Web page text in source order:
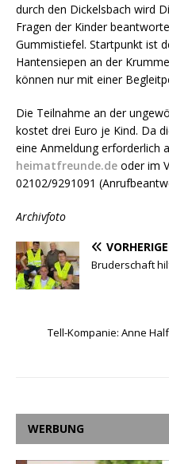
durch den Dickelsbach wird
Fragen der Kinder
Gummistiefel. Startpunkt ist
Hantensiepen an der
können nur mit einer
Die Teilnahme an der
kostet drei Euro je Kind. Da
eine Anmeldung erforderlich
heimatfreunde.de oder im
02102/9291091
Archivfoto
Bruderschaft
Tell-Kompanie: Anne
WERBUNG